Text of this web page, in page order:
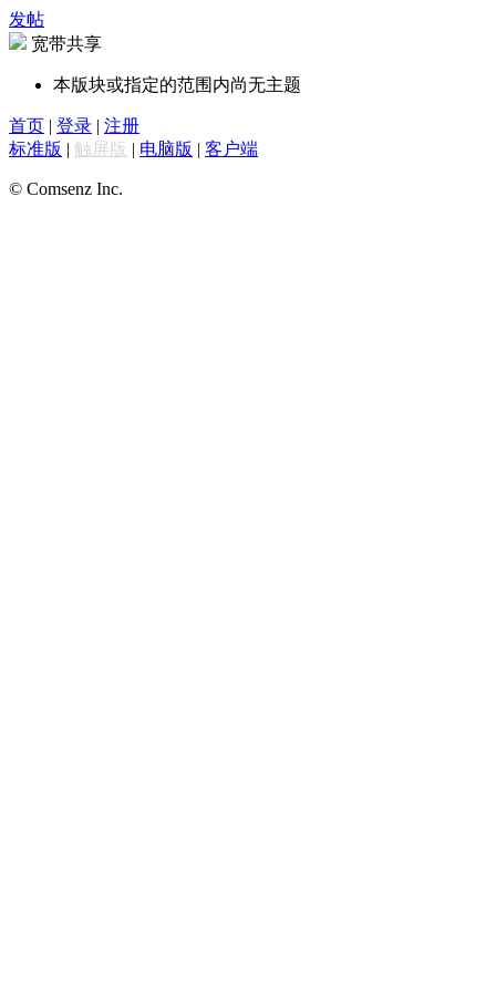
发帖
宽带共享
本版块或指定的范围内尚无主题
首页 | 登录 | 注册
标准版 | 触屏版 | 电脑版 | 客户端
© Comsenz Inc.